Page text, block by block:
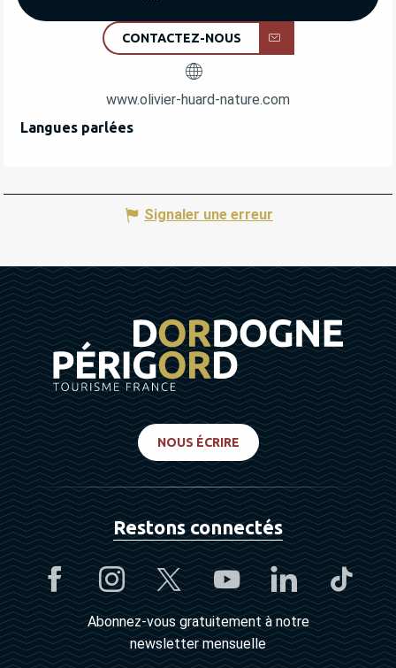
CONTACTEZ-NOUS
www.olivier-huard-nature.com
Langues parlées
Langues parlées
Signaler une erreur
NOUS ÉCRIRE
Restons connectés
Abonnez-vous gratuitement à notre
newsletter mensuelle